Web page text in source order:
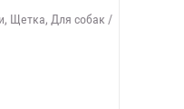
Щетка, Для собак /